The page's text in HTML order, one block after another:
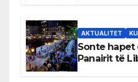
AKTUALITET
Sonte hapet
Panairit të